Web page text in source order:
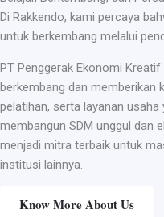
Di Rakkendo, kami percaya
untuk berkembang melalui
PT Penggerak Ekonomi
berkembang dan memberikan
pelatihan, serta layanan
membangun SDM unggul dan
menjadi mitra terbaik untuk
institusi lainnya.
Know More About Us